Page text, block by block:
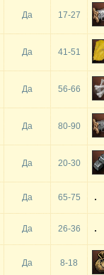
Да 17-27
Да 41-51
Да 56-66
Да 80-90
Да 20-30
Да 65-75
Да 26-36
Да 8-18